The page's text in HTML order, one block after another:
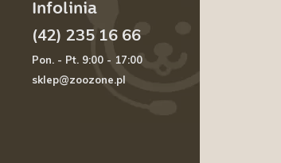
Infolinia
(42) 235 16 66
Pon. - Pt. 9:00 - 17:00
sklep@zoozone.pl